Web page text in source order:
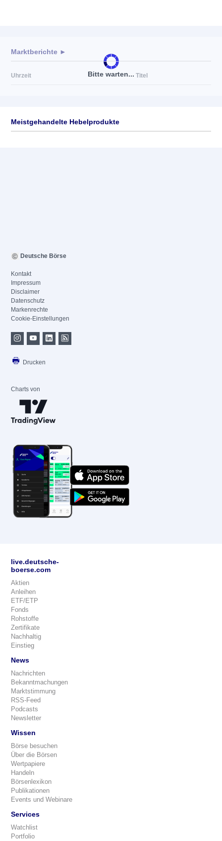
Bitte warten...
Marktberichte ►
Uhrzeit Titel
Meistgehandelte Hebelprodukte
Deutsche Börse
Kontakt
Impressum
Disclaimer
Datenschutz
Markenrechte
Cookie-Einstellungen
Drucken
Charts von
live.deutsche-
boerse.com
Aktien
Anleihen
ETF/ETP
Fonds
Rohstoffe
Zertifikate
Nachhaltig
Einstieg
News
Nachrichten
Bekanntmachungen
Marktstimmung
RSS-Feed
Podcasts
Newsletter
Wissen
Börse besuchen
Über die Börsen
Wertpapiere
Handeln
Börsenlexikon
Publikationen
Events und Webinare
Services
Watchlist
Portfolio